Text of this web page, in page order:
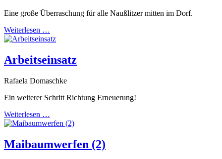
Eine große Überraschung für alle Naußlitzer mitten im Dorf.
Weiterlesen …
Arbeitseinsatz
Rafaela Domaschke
Ein weiterer Schritt Richtung Erneuerung!
Weiterlesen …
Maibaumwerfen (2)